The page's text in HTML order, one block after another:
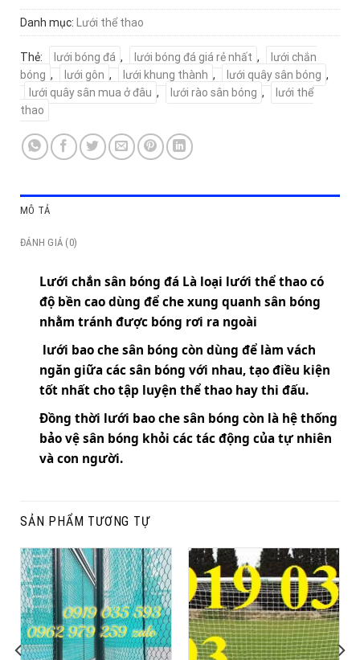
Danh mục: Lưới thể thao
Thẻ: lưới bóng đá , lưới bóng đá giá rẻ nhất ,
lưới chắn
bóng , lưới gôn , lưới khung thành , lưới quây sân bóng ,
lưới quây sân mua ở đâu , lưới rào sân bóng ,
lưới thể
thao
MÔ TẢ
ĐÁNH GIÁ (0)
Lưới chắn sân bóng đá Là loại lưới thể thao có
độ bền cao dùng để che xung quanh sân bóng
nhằm tránh được bóng rơi ra ngoài
lưới bao che sân bóng còn dùng để làm vách
ngăn giữa các sân bóng với nhau, tạo điều kiện
tốt nhất cho tập luyện thể thao hay thi đấu.
Đồng thời lưới bao che sân bóng còn là hệ thống
bảo vệ sân bóng khỏi các tác động của tự nhiên
và con người.
SẢN PHẨM TƯƠNG TỰ